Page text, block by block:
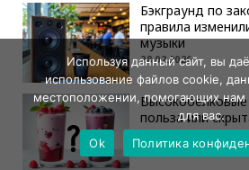
Бэкграунд по
правила
музыки
28.02.2026
польза или
Используя данный сайт, вы
использование файлов cookie,
местоположении, помогающих нам
для вас.
Ok
Политика